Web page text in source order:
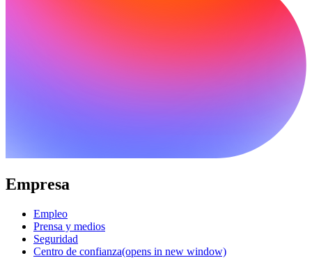
Empresa
Empleo
Prensa y medios
Seguridad
Centro de confianza(opens in new window)